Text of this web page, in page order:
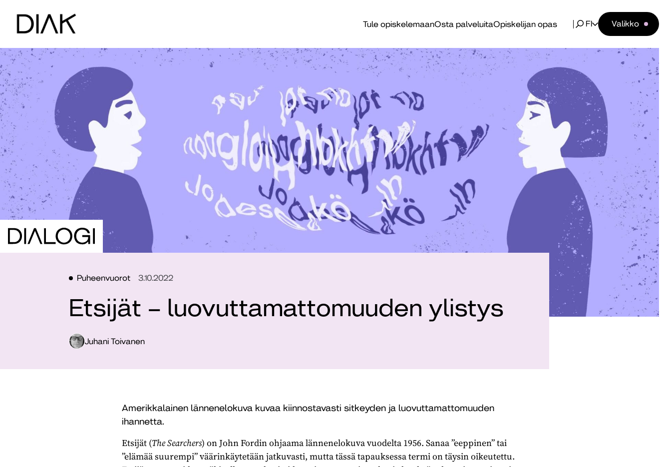
Tule opiskelemaanOsta palveluitaOpiskelijan opas FI Valikko
Puheenvuorot 3.10.2022
Etsijät – luovuttamattomuuden ylistys
Juhani Toivanen
Amerikkalainen lännenelokuva kuvaa kiinnostavasti sitkeyden ja luovuttamattomuuden
ihannetta.
Etsijät (The Searchers) on John Fordin ohjaama lännenelokuva vuodelta 1956. Sanaa ”eeppinen” tai
”elämää suurempi” väärinkäytetään jatkuvasti, mutta tässä tapauksessa termi on täysin oikeutettu.